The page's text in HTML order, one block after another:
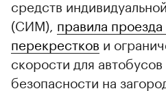
средств
(СИМ), правила
перекрестков и
скорости для
безопасности на